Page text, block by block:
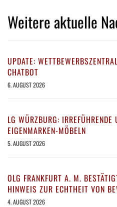
Weitere aktuelle
UPDATE:
CHATBOT
6. AUGUST 2026
LG WÜRZBURG:
EIGENMARKEN-MÖBELN
5. AUGUST 2026
OLG FRANKFURT A. M.
HINWEIS ZUR ECHTHEIT VON
4. AUGUST 2026